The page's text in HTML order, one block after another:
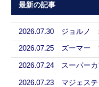
最新の記事
2026.07.30 ジョルノ
2026.07.25 ズーマー
2026.07.24 スーパー
2026.07.23 マジェス